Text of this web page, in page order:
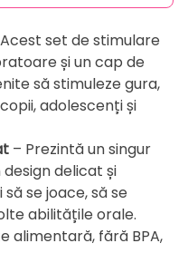
set de stimulare
și un cap de
să stimuleze gura,
adolescenți și
– Prezintă un singur
delicat și
se joace, să se
abilitățile orale.
alimentară, fără BPA,